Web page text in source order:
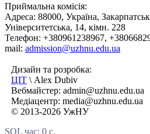
Приймальна комісія:
Адреса: 88000, Україна,
Університетська, 14, кімн. 228
Телефон: +380961238967,
mail: admission@uzhnu.edu.ua
Дизайн та розробка:
ЦІТ \ Alex Dubiv
Вебмайстер: admin@uzhnu.edu.ua
Медіацентр: media@uzhnu.edu.ua
© 2013-2026 УжНУ
SQL час: 0 с.